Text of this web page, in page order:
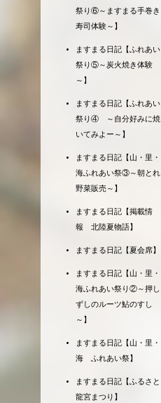
祭り⑥～ますまる手巻き
寿司体験～】
ますまる日記【ふれあい
祭り⑤～炭火焼き体験
～】
ますまる日記【ふれあい
祭り④ ～自分好みに焼
いてみよー～】
ますまる日記【山・里・
海ふれあい祭③～朝とれ
野菜販売～】
ますまる日記【掲載情
報 北陸夏物語】
ますまる日記【夏会席】
ますまる日記【山・里・
海ふれあい祭り②～押し
ずしのルーツ鮎のすし
～】
ますまる日記【山・里・
海 ふれあい祭】
ますまる日記【ふるさと
龍宮まつり】